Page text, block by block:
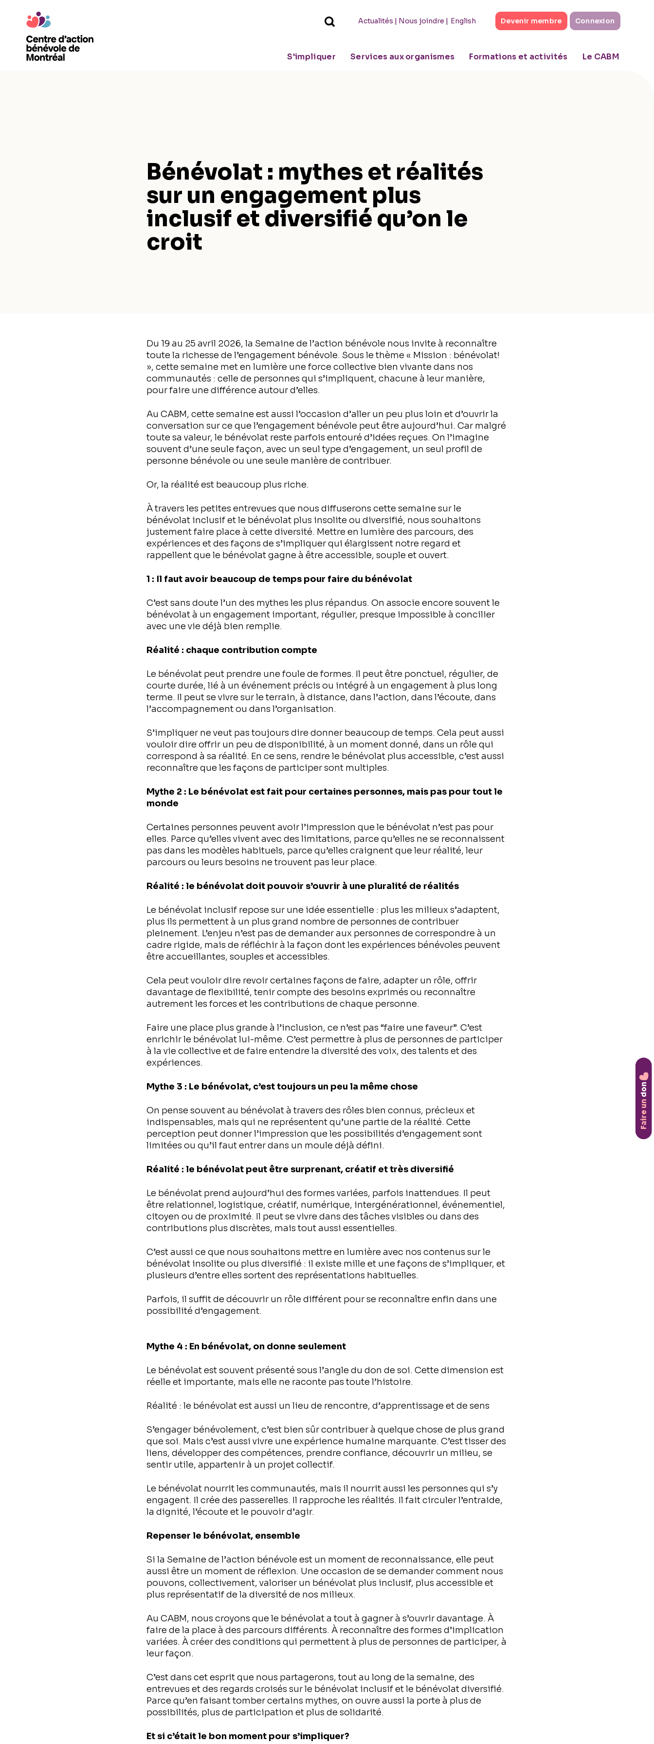
Actualités | Nous joindre | Devenir membre Connexion
English
S'impliquer Services aux organismes Formations et activités Le CABM
Bénévolat : mythes et réalités
sur un engagement plus
inclusif et diversifié qu’on le
croit
Du 19 au 25 avril 2026, la Semaine de l’action bénévole nous invite à reconnaître
toute la richesse de l’engagement bénévole. Sous le thème « Mission : bénévolat!
», cette semaine met en lumière une force collective bien vivante dans nos
communautés : celle de personnes qui s’impliquent, chacune à leur manière,
pour faire une différence autour d’elles.
Au CABM, cette semaine est aussi l’occasion d’aller un peu plus loin et d’ouvrir la
conversation sur ce que l’engagement bénévole peut être aujourd’hui. Car malgré
toute sa valeur, le bénévolat reste parfois entouré d’idées reçues. On l’imagine
souvent d’une seule façon, avec un seul type d’engagement, un seul profil de
personne bénévole ou une seule manière de contribuer.
Or, la réalité est beaucoup plus riche.
À travers les petites entrevues que nous diffuserons cette semaine sur le
bénévolat inclusif et le bénévolat plus insolite ou diversifié, nous souhaitons
justement faire place à cette diversité. Mettre en lumière des parcours, des
expériences et des façons de s’impliquer qui élargissent notre regard et
rappellent que le bénévolat gagne à être accessible, souple et ouvert.
1 : Il faut avoir beaucoup de temps pour faire du bénévolat
C’est sans doute l’un des mythes les plus répandus. On associe encore souvent le
bénévolat à un engagement important, régulier, presque impossible à concilier
avec une vie déjà bien remplie.
Réalité : chaque contribution compte
Le bénévolat peut prendre une foule de formes. Il peut être ponctuel, régulier, de
courte durée, lié à un événement précis ou intégré à un engagement à plus long
terme. Il peut se vivre sur le terrain, à distance, dans l’action, dans l’écoute, dans
l’accompagnement ou dans l’organisation.
S’impliquer ne veut pas toujours dire donner beaucoup de temps. Cela peut aussi
vouloir dire offrir un peu de disponibilité, à un moment donné, dans un rôle qui
correspond à sa réalité. En ce sens, rendre le bénévolat plus accessible, c’est aussi
reconnaître que les façons de participer sont multiples.
Mythe 2 : Le bénévolat est fait pour certaines personnes, mais pas pour tout le
monde
Certaines personnes peuvent avoir l’impression que le bénévolat n’est pas pour
elles. Parce qu’elles vivent avec des limitations, parce qu’elles ne se reconnaissent
pas dans les modèles habituels, parce qu’elles craignent que leur réalité, leur
parcours ou leurs besoins ne trouvent pas leur place.
Réalité : le bénévolat doit pouvoir s’ouvrir à une pluralité de réalités
Le bénévolat inclusif repose sur une idée essentielle : plus les milieux s’adaptent,
plus ils permettent à un plus grand nombre de personnes de contribuer
pleinement. L’enjeu n’est pas de demander aux personnes de correspondre à un
cadre rigide, mais de réfléchir à la façon dont les expériences bénévoles peuvent
être accueillantes, souples et accessibles.
Cela peut vouloir dire revoir certaines façons de faire, adapter un rôle, offrir
davantage de flexibilité, tenir compte des besoins exprimés ou reconnaître
autrement les forces et les contributions de chaque personne.
Faire une place plus grande à l’inclusion, ce n’est pas “faire une faveur”. C’est
enrichir le bénévolat lui-même. C’est permettre à plus de personnes de participer
à la vie collective et de faire entendre la diversité des voix, des talents et des
expériences.
Mythe 3 : Le bénévolat, c’est toujours un peu la même chose
On pense souvent au bénévolat à travers des rôles bien connus, précieux et
indispensables, mais qui ne représentent qu’une partie de la réalité. Cette
perception peut donner l’impression que les possibilités d’engagement sont
limitées ou qu’il faut entrer dans un moule déjà défini.
Réalité : le bénévolat peut être surprenant, créatif et très diversifié
Le bénévolat prend aujourd’hui des formes variées, parfois inattendues. Il peut
être relationnel, logistique, créatif, numérique, intergénérationnel, événementiel,
citoyen ou de proximité. Il peut se vivre dans des tâches visibles ou dans des
contributions plus discrètes, mais tout aussi essentielles.
C’est aussi ce que nous souhaitons mettre en lumière avec nos contenus sur le
bénévolat insolite ou plus diversifié : il existe mille et une façons de s’impliquer, et
plusieurs d’entre elles sortent des représentations habituelles.
Parfois, il suffit de découvrir un rôle différent pour se reconnaître enfin dans une
possibilité d’engagement.
Mythe 4 : En bénévolat, on donne seulement
Le bénévolat est souvent présenté sous l’angle du don de soi. Cette dimension est
réelle et importante, mais elle ne raconte pas toute l’histoire.
Réalité : le bénévolat est aussi un lieu de rencontre, d’apprentissage et de sens
S’engager bénévolement, c’est bien sûr contribuer à quelque chose de plus grand
que soi. Mais c’est aussi vivre une expérience humaine marquante. C’est tisser des
liens, développer des compétences, prendre confiance, découvrir un milieu, se
sentir utile, appartenir à un projet collectif.
Le bénévolat nourrit les communautés, mais il nourrit aussi les personnes qui s’y
engagent. Il crée des passerelles. Il rapproche les réalités. Il fait circuler l’entraide,
la dignité, l’écoute et le pouvoir d’agir.
Repenser le bénévolat, ensemble
Si la Semaine de l’action bénévole est un moment de reconnaissance, elle peut
aussi être un moment de réflexion. Une occasion de se demander comment nous
pouvons, collectivement, valoriser un bénévolat plus inclusif, plus accessible et
plus représentatif de la diversité de nos milieux.
Au CABM, nous croyons que le bénévolat a tout à gagner à s’ouvrir davantage. À
faire de la place à des parcours différents. À reconnaître des formes d’implication
variées. À créer des conditions qui permettent à plus de personnes de participer, à
leur façon.
C’est dans cet esprit que nous partagerons, tout au long de la semaine, des
entrevues et des regards croisés sur le bénévolat inclusif et le bénévolat diversifié.
Parce qu’en faisant tomber certains mythes, on ouvre aussi la porte à plus de
possibilités, plus de participation et plus de solidarité.
Et si c’était le bon moment pour s’impliquer?
Faire un
don